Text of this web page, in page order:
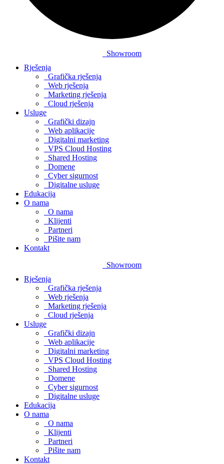
Showroom
Rješenja
Grafička rješenja
Web rješenja
Marketing rješenja
Cloud rješenja
Usluge
Grafički dizajn
Web aplikacije
Digitalni marketing
VPS Cloud Hosting
Shared Hosting
Domene
Cyber sigurnost
Digitalne usluge
Edukacija
O nama
O nama
Klijenti
Partneri
Pišite nam
Kontakt
Showroom
Rješenja
Grafička rješenja
Web rješenja
Marketing rješenja
Cloud rješenja
Usluge
Grafički dizajn
Web aplikacije
Digitalni marketing
VPS Cloud Hosting
Shared Hosting
Domene
Cyber sigurnost
Digitalne usluge
Edukacija
O nama
O nama
Klijenti
Partneri
Pišite nam
Kontakt